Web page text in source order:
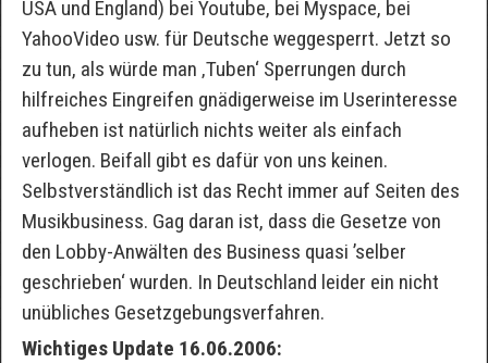
USA und England) bei Youtube, bei Myspace, bei
YahooVideo usw. für Deutsche weggesperrt. Jetzt so
zu tun, als würde man ‚Tuben‘ Sperrungen durch
hilfreiches Eingreifen gnädigerweise im Userinteresse
aufheben ist natürlich nichts weiter als einfach
verlogen. Beifall gibt es dafür von uns keinen.
Selbstverständlich ist das Recht immer auf Seiten des
Musikbusiness. Gag daran ist, dass die Gesetze von
den Lobby-Anwälten des Business quasi ’selber
geschrieben‘ wurden. In Deutschland leider ein nicht
unübliches Gesetzgebungsverfahren.
Wichtiges Update 16.06.2006: